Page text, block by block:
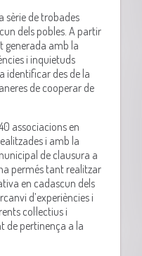
sèrie de trobades
dels pobles. A partir
generada amb la
i inquietuds
identificar des de la
de cooperar de
associacions en
i amb la
de clausura a
permés tant realitzar
en cadascun dels
d’experiències i
col·lectius i
de pertinença a la